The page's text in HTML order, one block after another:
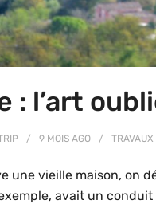
: l’art
9 MOIS AGO TRAVAUX
une vieille maison, on
avait un